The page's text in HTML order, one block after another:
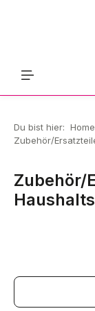
Du bist hier: Home
Zubehör/
Zubehör/
Zubehör/